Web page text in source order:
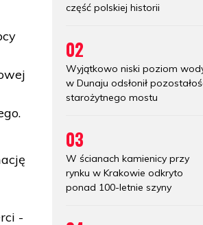
-
część polskiej historii
02
Wyjątkowo niski poziom
w Dunaju odsłonił
starożytnego mostu
03
W ścianach kamienicy przy
rynku w Krakowie odkryto
ponad 100-letnie szyny